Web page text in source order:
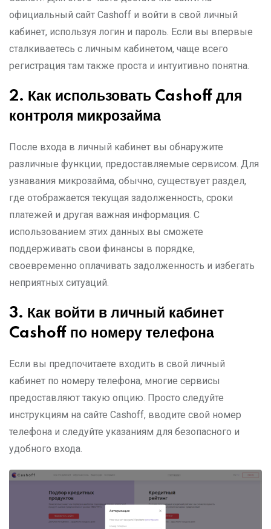
официальный сайт Cashoff и войти в свой личный
кабинет, используя логин и пароль. Если вы впервые
сталкиваетесь с личным кабинетом, чаще всего
регистрация там также проста и интуитивно понятна.
2. Как использовать Cashoff для
контроля микрозайма
После входа в личный кабинет вы обнаружите
различные функции, предоставляемые сервисом. Для
узнавания микрозайма, обычно, существует раздел,
где отображается текущая задолженность, сроки
платежей и другая важная информация. С
использованием этих данных вы сможете
поддерживать свои финансы в порядке,
своевременно оплачивать задолженность и избегать
неприятных ситуаций.
3. Как войти в личный кабинет
Cashoff по номеру телефона
Если вы предпочитаете входить в свой личный
кабинет по номеру телефона, многие сервисы
предоставляют такую опцию. Просто следуйте
инструкциям на сайте Cashoff, вводите свой номер
телефона и следуйте указаниям для безопасного и
удобного входа.